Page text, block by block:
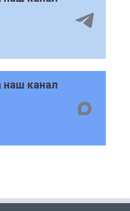
наш канал